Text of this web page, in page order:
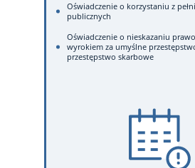
Oświadczenie o korzystaniu z
publicznych
Oświadczenie o nieskazaniu
wyrokiem za umyślne
przestępstwo skarbowe